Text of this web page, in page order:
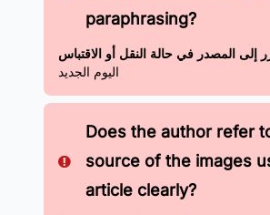
paraphrasing?
إلى المصدر في حالة النقل أو الاقتباس
اليوم الجديد
Does the author refer
source of the images
article clearly?